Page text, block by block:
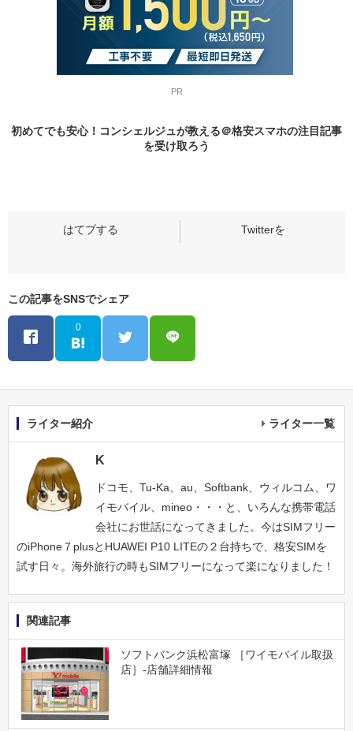
PR
初めてでも安心！コンシェルジュが教える＠格安スマホの注目記事
を受け取ろう
この記事をSNSでシェア
0
ライター紹介 ライター一覧
K
ドコモ、Tu-Ka、au、Softbank、ウィルコム、ワ
イモバイル、mineo・・・と、いろんな携帯電話
会社にお世話になってきました。今はSIMフリー
のiPhone７plusとHUAWEI P10 LITEの２台持ちで、格安SIMを
試す日々。海外旅行の時もSIMフリーになって楽になりました！
関連記事
ソフトバンク浜松富塚 ［ワイモバイル取扱
店］-店舗詳細情報